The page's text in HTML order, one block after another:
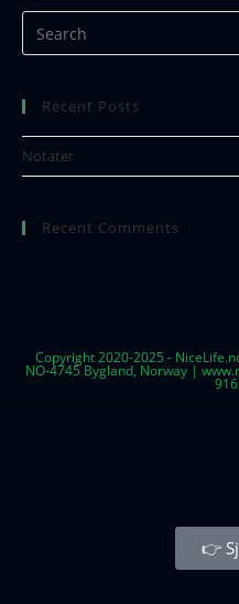
Recent Posts
Notater
Recent Comments
Copyright 2020-2025 -
NO-4745 Bygland, Norway |
👉